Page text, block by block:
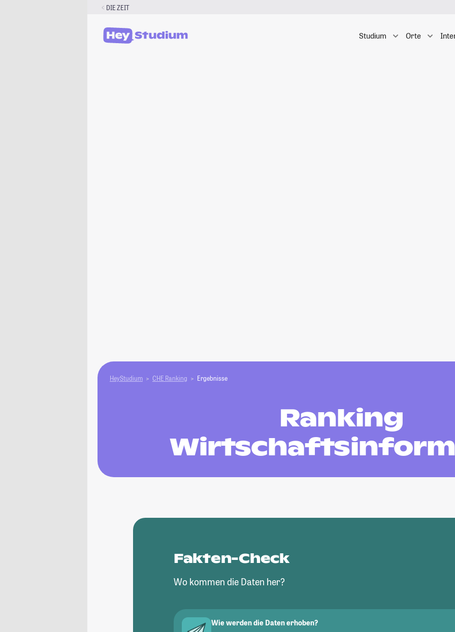
DIE ZEIT
Studium Orte
HeyStudium CHE Ranking Ergebnisse
Ranking
Fakten-Check
Wo kommen die Daten her?
Wie werden die Daten erhoben?